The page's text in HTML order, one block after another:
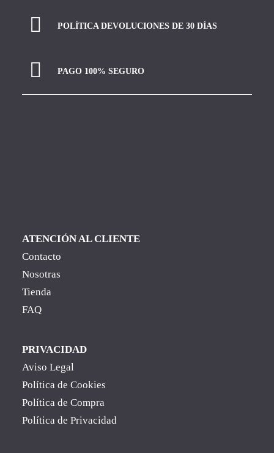
POLÍTICA DEVOLUCIONES DE 30 DÍAS
PAGO 100% SEGURO
ATENCIÓN AL CLIENTE
Contacto
Nosotras
Tienda
FAQ
PRIVACIDAD
Aviso Legal
Política de Cookies
Política de Compra
Política de Privacidad